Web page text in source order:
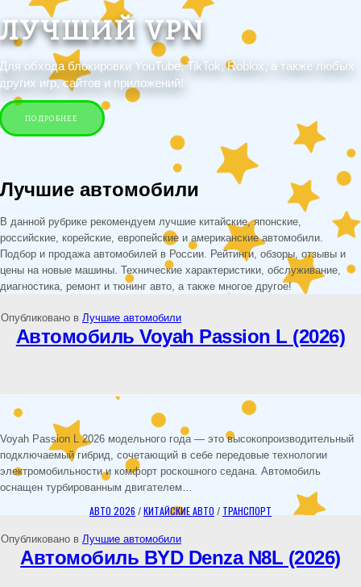
ЛУЧШИЙ VPN
Для обхода блокировки YouTube, TikTok, Roblox, а также любых
других игр, сайтов и приложений!
ПОДРОБНЕЕ
Лучшие автомобили
В данной рубрике рекомендуем лучшие китайские, японские,
российские, корейские, европейские и американские автомобили.
Подбор и продажа автомобилей в России. Рейтинги, обзоры, отзывы и
цены на новые машины. Технические характеристики, обслуживание,
диагностика, ремонт и тюнинг авто, а также многое другое!
Опубликовано в Лучшие автомобили
Автомобиль Voyah Passion L (2026)
Voyah Passion L 2026 модельного года — это высокопроизводительный
подключаемый гибрид, сочетающий в себе передовые технологии
электромобильности и комфорт роскошного седана. Автомобиль
оснащен турбированным двигателем…
АВТО 2026 /КИТАЙСКИЕ АВТО / ТРАНСПОРТ
Опубликовано в Лучшие автомобили
Автомобиль BYD Denza N8L (2026)